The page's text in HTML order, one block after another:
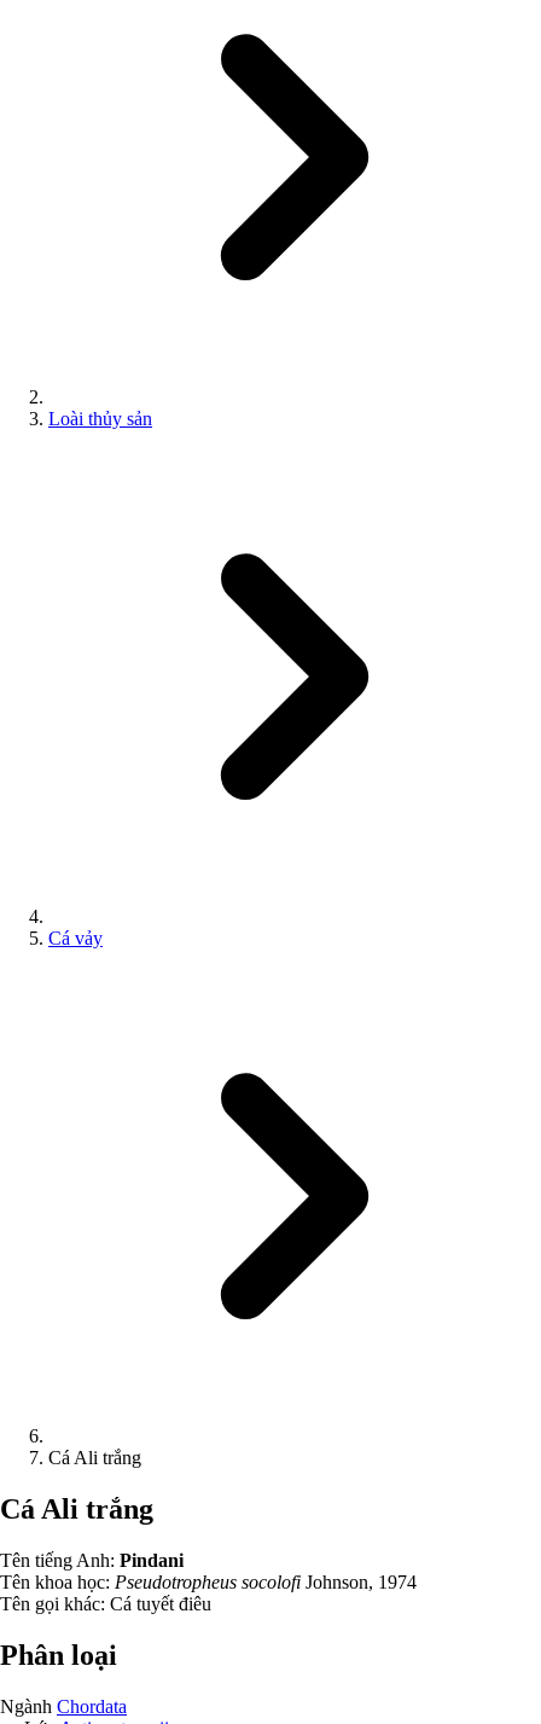
Loài thủy sản
Cá vảy
Cá Ali trắng
Cá Ali trắng
Tên tiếng Anh: Pindani
Tên khoa học: Pseudotropheus socolofi Johnson, 1974
Tên gọi khác: Cá tuyết điêu
Phân loại
Ngành Chordata